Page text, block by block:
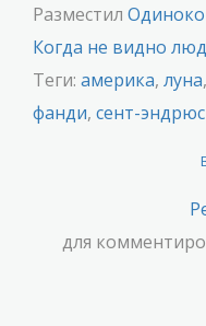
Разместил
Когда не видно
Теги: америка, луна,
фанди, сент-эндрюс
для